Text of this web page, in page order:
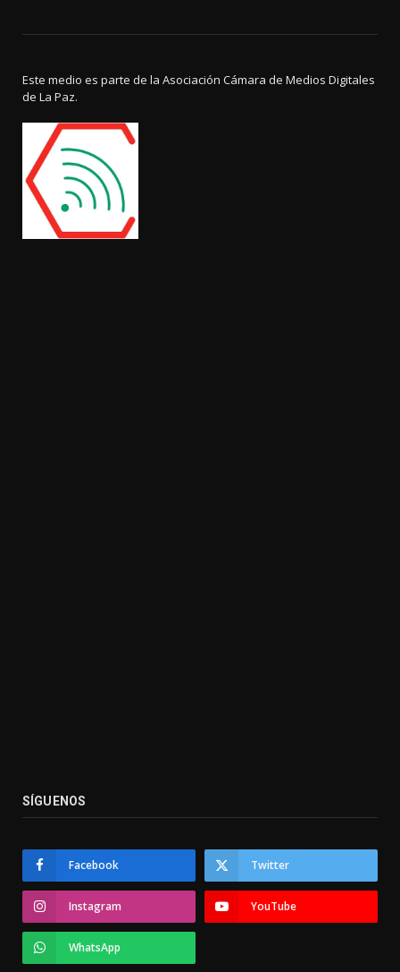
Este medio es parte de la Asociación Cámara de Medios Digitales
de La Paz.
SÍGUENOS
Facebook Twitter
Instagram YouTube
WhatsApp